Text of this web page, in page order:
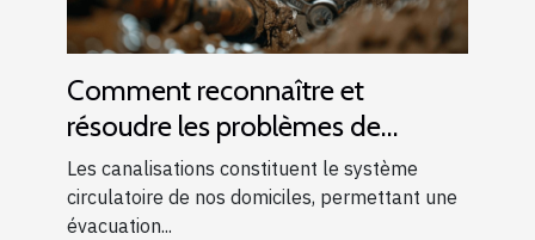
Comment reconnaître et
résoudre les problèmes de
canalisations bouchées
Les canalisations constituent le système
circulatoire de nos domiciles, permettant une
évacuation...